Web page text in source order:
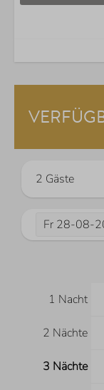
2 Gäste
Fr 28-08-
1 Nacht
2 Nächte
3 Nächte